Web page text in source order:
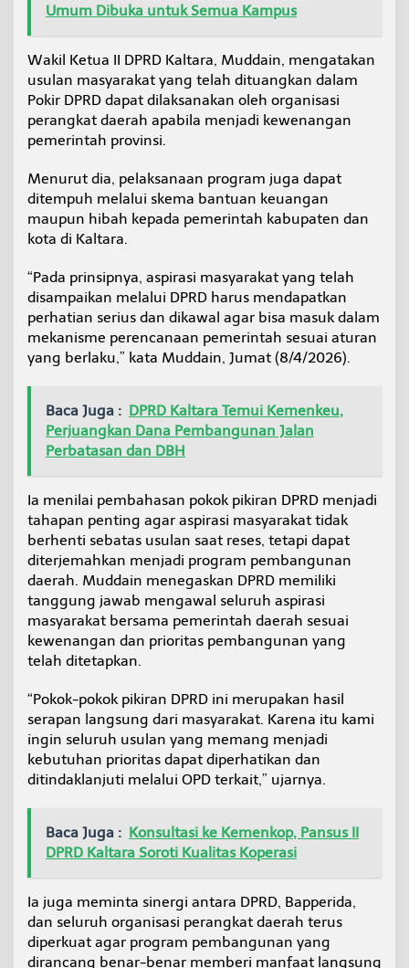
u
n
D
a
e
Umum Dibuka untuk Semua Kampus
Wakil Ketua II DPRD Kaltara, Muddain, mengatakan
usulan masyarakat yang telah dituangkan dalam
Pokir DPRD dapat dilaksanakan oleh organisasi
perangkat daerah apabila menjadi kewenangan
pemerintah provinsi.
Menurut dia, pelaksanaan program juga dapat
ditempuh melalui skema bantuan keuangan
maupun hibah kepada pemerintah kabupaten dan
kota di Kaltara.
“Pada prinsipnya, aspirasi masyarakat yang telah
disampaikan melalui DPRD harus mendapatkan
perhatian serius dan dikawal agar bisa masuk dalam
mekanisme perencanaan pemerintah sesuai aturan
yang berlaku,” kata Muddain, Jumat (8/4/2026).
Baca Juga : DPRD Kaltara Temui Kemenkeu,
Perjuangkan Dana Pembangunan Jalan
Perbatasan dan DBH
Ia menilai pembahasan pokok pikiran DPRD menjadi
tahapan penting agar aspirasi masyarakat tidak
berhenti sebatas usulan saat reses, tetapi dapat
diterjemahkan menjadi program pembangunan
daerah. Muddain menegaskan DPRD memiliki
tanggung jawab mengawal seluruh aspirasi
masyarakat bersama pemerintah daerah sesuai
kewenangan dan prioritas pembangunan yang
telah ditetapkan.
“Pokok-pokok pikiran DPRD ini merupakan hasil
serapan langsung dari masyarakat. Karena itu kami
ingin seluruh usulan yang memang menjadi
kebutuhan prioritas dapat diperhatikan dan
ditindaklanjuti melalui OPD terkait,” ujarnya.
Baca Juga : Konsultasi ke Kemenkop, Pansus II
DPRD Kaltara Soroti Kualitas Koperasi
Ia juga meminta sinergi antara DPRD, Bapperida,
dan seluruh organisasi perangkat daerah terus
diperkuat agar program pembangunan yang
dirancang benar-benar memberi manfaat langsung